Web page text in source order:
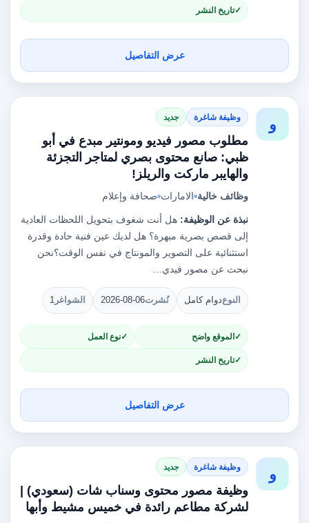
تاريخ النشر
عرض التفاصيل
و وظيفة شاغرة جديد
مطلوب مصور فيديو ومونتير مبدع في أبو
ظبي: صانع محتوى بصري لمتاجر التجزئة
والهايبر ماركت والريلز!
وظائف خالية الامارات صحافة وإعلام
نبذة عن الوظيفة: هل أنت شغوف بتحويل اللحظات العادية
إلى قصص بصرية مبهرة؟ هل لديك عين فنية حادة وقدرة
استثنائية على التصوير والمونتاج في نفس الوقت؟نحن
نبحث عن مصور فيدي…
النوعدوام كامل نُشرت2026-08-06 الشواغر 1
الموقع واضح نوع العمل
تاريخ النشر
عرض التفاصيل
و وظيفة شاغرة جديد
وظيفة مصور محتوى وسناب شات (سعودي) |
لشركة مطاعم رائدة في خميس مشيط وأبها